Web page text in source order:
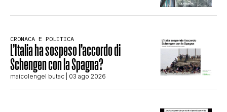
CRONACA E POLITICA
L’Italia ha sospeso l’accordo di
Schengen con la Spagna?
maicolengel butac | 03 ago 2026